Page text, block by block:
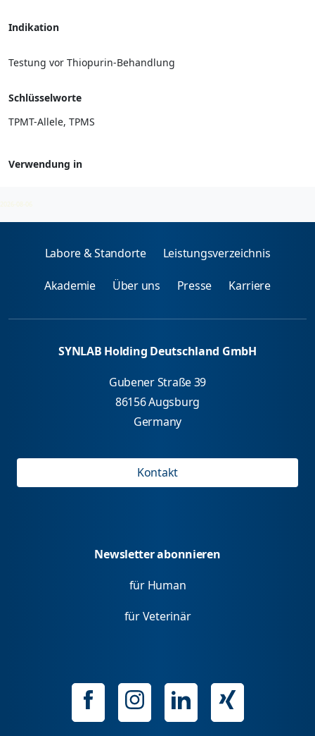
Indikation
Testung vor Thiopurin-Behandlung
Schlüsselworte
TPMT-Allele, TPMS
Verwendung in
2026-08-06
Labore & Standorte Leistungsverzeichnis
Akademie Über uns Presse Karriere
SYNLAB Holding Deutschland GmbH
Gubener Straße 39
86156 Augsburg
Germany
Kontakt
Newsletter abonnieren
für Human
für Veterinär